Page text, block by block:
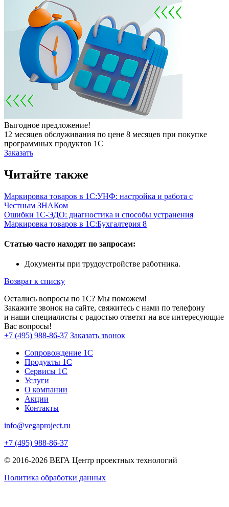
Выгодное предложение!
12 месяцев обслуживания по цене 8 месяцев при покупке
программных продуктов 1С
Заказать
Читайте также
Маркировка товаров в 1С:УНФ: настройка и работа с
Честным ЗНАКом
Ошибки 1С-ЭДО: диагностика и способы устранения
Маркировка товаров в 1С:Бухгалтерия 8
Статью часто находят по запросам:
Документы при трудоустройстве работника.
Возврат к списку
Остались вопросы по 1С? Мы поможем!
Закажите звонок на сайте, свяжитесь с нами по телефону
и наши специалисты с радостью ответят на все интересующие
Вас вопросы!
+7 (495) 988-86-37 Заказать звонок
Сопровождение 1С
Продукты 1С
Сервисы 1С
Услуги
О компании
Акции
Контакты
info@vegaproject.ru
+7 (495) 988-86-37
© 2016-2026 ВЕГА Центр проектных технологий
Политика обработки данных